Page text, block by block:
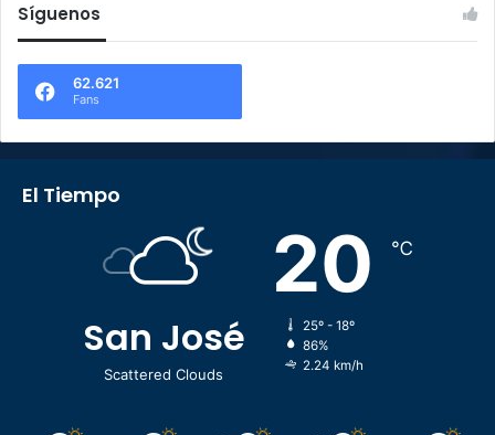
Síguenos
62.621
Fans
El Tiempo
San José
Scattered Clouds
20 ℃
25º - 18º
86%
2.24 km/h